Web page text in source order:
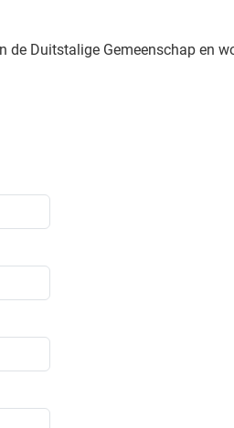
de Duitstalige Gemeenschap en